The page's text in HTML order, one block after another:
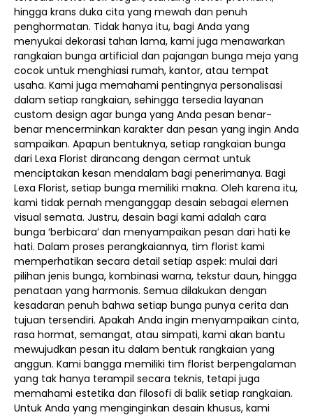
hingga krans duka cita yang mewah dan penuh
penghormatan. Tidak hanya itu, bagi Anda yang
menyukai dekorasi tahan lama, kami juga menawarkan
rangkaian bunga artificial dan pajangan bunga meja yang
cocok untuk menghiasi rumah, kantor, atau tempat
usaha. Kami juga memahami pentingnya personalisasi
dalam setiap rangkaian, sehingga tersedia layanan
custom design agar bunga yang Anda pesan benar-
benar mencerminkan karakter dan pesan yang ingin Anda
sampaikan. Apapun bentuknya, setiap rangkaian bunga
dari Lexa Florist dirancang dengan cermat untuk
menciptakan kesan mendalam bagi penerimanya. Bagi
Lexa Florist, setiap bunga memiliki makna. Oleh karena itu,
kami tidak pernah menganggap desain sebagai elemen
visual semata. Justru, desain bagi kami adalah cara
bunga ‘berbicara’ dan menyampaikan pesan dari hati ke
hati. Dalam proses perangkaiannya, tim florist kami
memperhatikan secara detail setiap aspek: mulai dari
pilihan jenis bunga, kombinasi warna, tekstur daun, hingga
penataan yang harmonis. Semua dilakukan dengan
kesadaran penuh bahwa setiap bunga punya cerita dan
tujuan tersendiri. Apakah Anda ingin menyampaikan cinta,
rasa hormat, semangat, atau simpati, kami akan bantu
mewujudkan pesan itu dalam bentuk rangkaian yang
anggun. Kami bangga memiliki tim florist berpengalaman
yang tak hanya terampil secara teknis, tetapi juga
memahami estetika dan filosofi di balik setiap rangkaian.
Untuk Anda yang menginginkan desain khusus, kami